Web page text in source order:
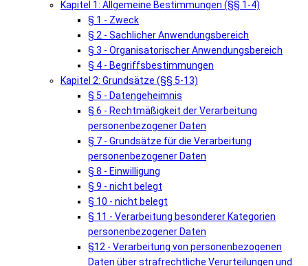
Kapitel 1: Allgemeine Bestimmungen (§§ 1-4)
§ 1 - Zweck
§ 2 - Sachlicher Anwendungsbereich
§ 3 - Organisatorischer Anwendungsbereich
§ 4 - Begriffsbestimmungen
Kapitel 2: Grundsätze (§§ 5-13)
§ 5 - Datengeheimnis
§ 6 - Rechtmäßigkeit der Verarbeitung
personenbezogener Daten
§ 7 - Grundsätze für die Verarbeitung
personenbezogener Daten
§ 8 - Einwilligung
§ 9 - nicht belegt
§ 10 - nicht belegt
§ 11 - Verarbeitung besonderer Kategorien
personenbezogener Daten
§12 - Verarbeitung von personenbezogenen
Daten über strafrechtliche Verurteilungen und